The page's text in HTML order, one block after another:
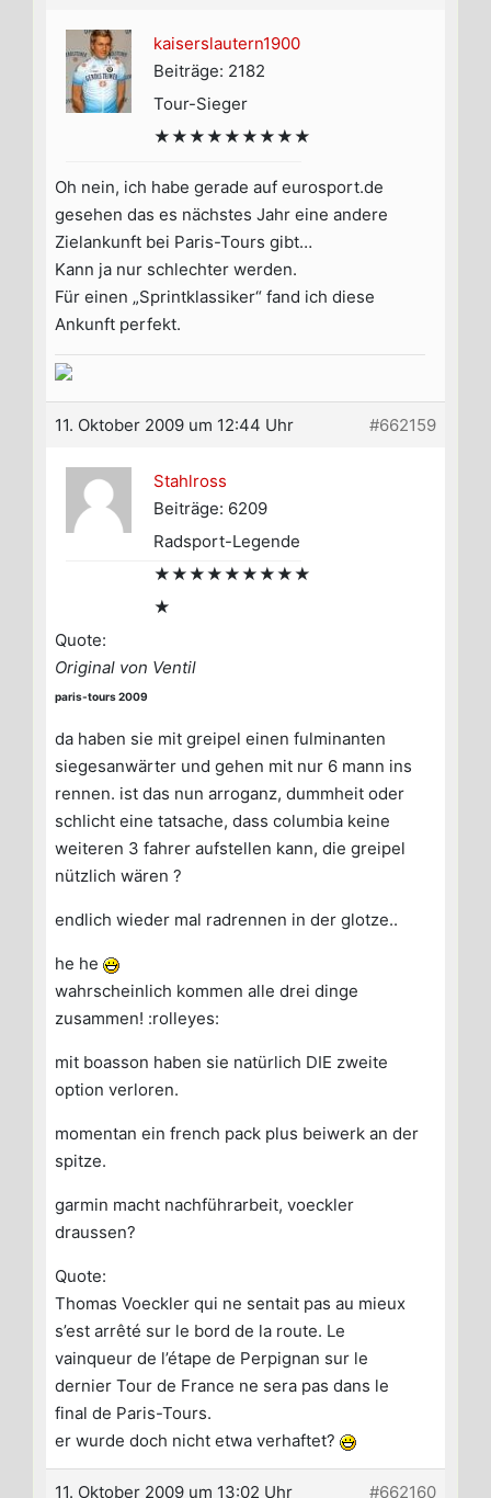
kaiserslautern1900
Beiträge: 2182
Tour-Sieger
★★★★★★★★★
Oh nein, ich habe gerade auf eurosport.de
gesehen das es nächstes Jahr eine andere
Zielankunft bei Paris-Tours gibt…
Kann ja nur schlechter werden.
Für einen „Sprintklassiker“ fand ich diese
Ankunft perfekt.
11. Oktober 2009 um 12:44 Uhr #662159
Stahlross
Beiträge: 6209
Radsport-Legende
★★★★★★★★★
★
Quote:
Original von Ventil
paris-tours 2009
da haben sie mit greipel einen fulminanten
siegesanwärter und gehen mit nur 6 mann ins
rennen. ist das nun arroganz, dummheit oder
schlicht eine tatsache, dass columbia keine
weiteren 3 fahrer aufstellen kann, die greipel
nützlich wären ?
endlich wieder mal radrennen in der glotze..
he he
wahrscheinlich kommen alle drei dinge
zusammen! :rolleyes:
mit boasson haben sie natürlich DIE zweite
option verloren.
momentan ein french pack plus beiwerk an der
spitze.
garmin macht nachführarbeit, voeckler
draussen?
Quote:
Thomas Voeckler qui ne sentait pas au mieux
s’est arrêté sur le bord de la route. Le
vainqueur de l’étape de Perpignan sur le
dernier Tour de France ne sera pas dans le
final de Paris-Tours.
er wurde doch nicht etwa verhaftet?
11. Oktober 2009 um 13:02 Uhr #662160